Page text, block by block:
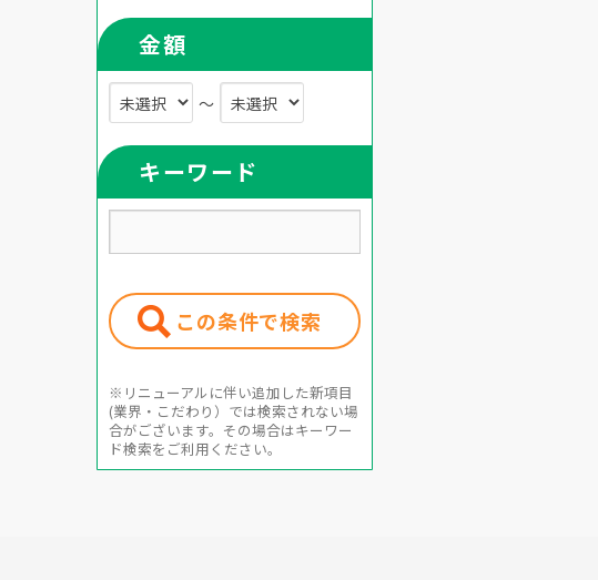
金額
～
キーワード
※リニューアルに伴い追加した新項目
(業界・こだわり）では検索されない場
合がございます。その場合はキーワー
ド検索をご利用ください。